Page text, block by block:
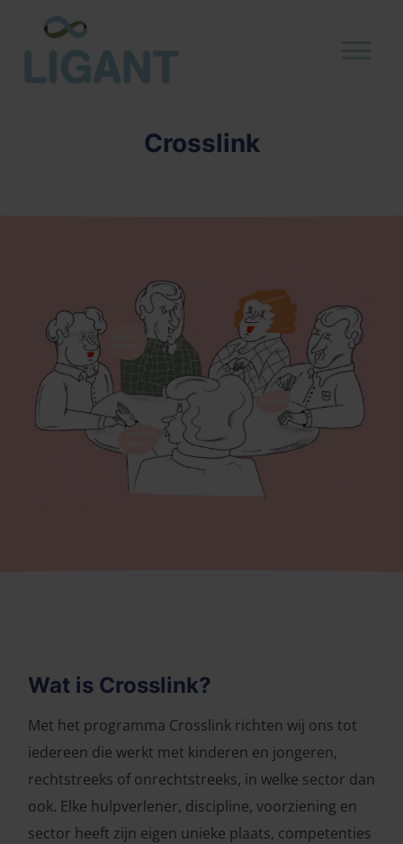
Crosslink
Wat is Crosslink?
Met het programma Crosslink richten wij ons tot
iedereen die werkt met kinderen en jongeren,
rechtstreeks of onrechtstreeks, in welke sector dan
ook. Elke hulpverlener, discipline, voorziening en
sector heeft zijn eigen unieke plaats, competenties